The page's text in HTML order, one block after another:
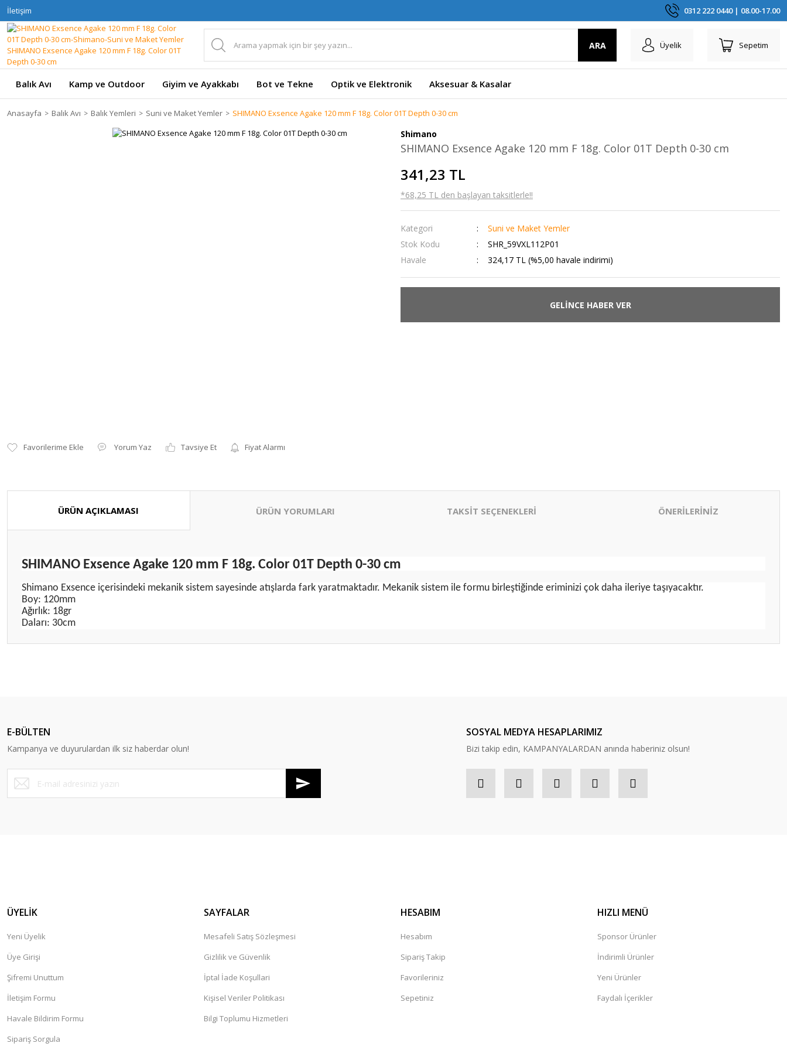
İletişim 0312 222 0440 | 08.00-17.00
ARA Üyelik Sepetim
Balık Avı Kamp ve Outdoor Giyim ve Ayakkabı Bot ve Tekne Optik ve Elektronik Aksesuar & Kasalar
Anasayfa Balık Avı Balık Yemleri Suni ve Maket Yemler SHIMANO Exsence Agake 120 mm F 18g. Color 01T Depth 0-30 cm
Yorum Yaz Tavsiye Et Fiyat Alarmı
Shimano
SHIMANO Exsence Agake 120 mm F 18g. Color 01T Depth 0-30 cm
341,23 TL
*68,25 TL den başlayan taksitlerle!!
Kategori
Suni ve Maket Yemler
Stok Kodu
SHR_59VXL112P01
Havale
324,17 TL (%5,00 havale indirimi)
GELİNCE HABER VER
ÜRÜN AÇIKLAMASI ÜRÜN YORUMLARI TAKSİT SEÇENEKLERİ ÖNERİLERİNİZ
SHIMANO Exsence Agake 120 mm F 18g. Color 01T Depth 0-30 cm
Shimano Exsence içerisindeki mekanik sistem sayesinde atışlarda fark yaratmaktadır. Mekanik sistem ile formu birleştiğinde eriminizi çok daha ileriye taşıyacaktır.
Boy: 120mm
Ağırlık: 18gr
Daları: 30cm
Ürün bilgilerinde hatalar bulunuyor.
Ürün fiyatı diğer sitelerden daha pahalı.
Bu ürüne benzer farklı alternatifler olmalı.
E-BÜLTEN
Kampanya ve duyurulardan ilk siz haberdar olun!
SOSYAL MEDYA HESAPLARIMIZ
Bizi takip edin, KAMPANYALARDAN anında haberiniz olsun!
ÜYELİK
Yeni Üyelik
Üye Girişi
Şifremi Unuttum
İletişim Formu
Havale Bildirim Formu
Sipariş Sorgula
SAYFALAR
Mesafeli Satış Sözleşmesi
Gizlilik ve Güvenlik
İptal İade Koşullari
Kişisel Veriler Politikası
Bilgi Toplumu Hizmetleri
HESABIM
Hesabım
Sipariş Takip
Favorileriniz
Sepetiniz
HIZLI MENÜ
Sponsor Ürünler
İndirimli Ürünler
Yeni Ürünler
Faydalı İçerikler